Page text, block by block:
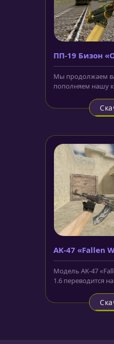
ПП-19 Бизон
Мы продолжаем
пополняем нашу
CS 1.6. Этот...
AK-47 «Fallen
Модель AK-47
1.6 переводится